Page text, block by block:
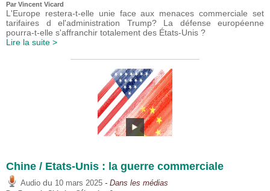
Par Vincent Vicard
L'Europe restera-t-elle unie face aux menaces commerciale set
tarifaires d el'administration Trump? La défense européenne
pourra-t-elle s'affranchir totalement des États-Unis ?
Lire la suite >
Chine / Etats-Unis : la guerre commerciale
Audio du 10 mars 2025 - Dans les médias